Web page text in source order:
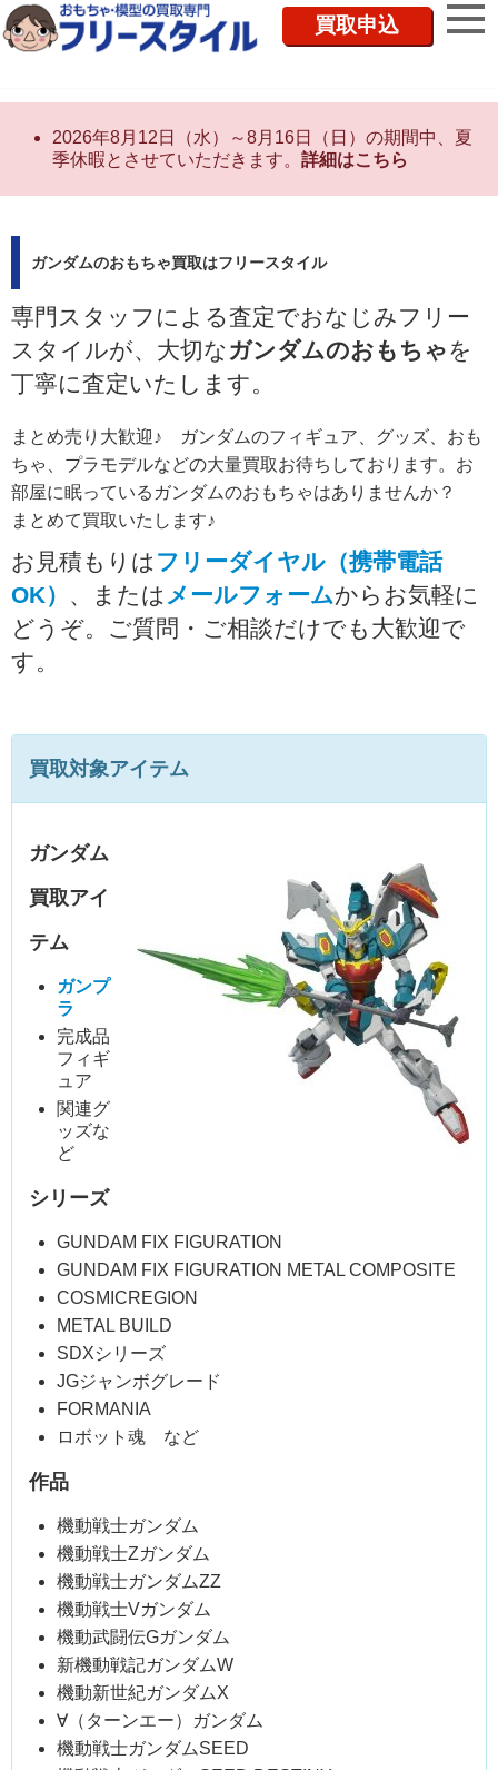
買取申込
2026年8月12日（水）～8月16日（日）の期間中、夏
季休暇とさせていただきます。 詳細はこちら
ガンダムのおもちゃ買取はフリースタイル
専門スタッフによる査定でおなじみフリー
スタイルが、大切なガンダムのおもちゃを
丁寧に査定いたします。
まとめ売り大歓迎♪ ガンダムのフィギュア、グッズ、おも
ちゃ、プラモデルなどの大量買取お待ちしております。お
部屋に眠っているガンダムのおもちゃはありませんか？
まとめて買取いたします♪
お見積もりは フリーダイヤル（携帯電話
OK） 、または メールフォームからお気軽に
どうぞ。ご質問・ご相談だけでも大歓迎で
す。
買取対象アイテム
ガンダム
買取アイ
テム
ガンプ
ラ
完成品
フィギ
ュア
関連グ
ッズな
ど
シリーズ
GUNDAM FIX FIGURATION
GUNDAM FIX FIGURATION METAL COMPOSITE
COSMICREGION
METAL BUILD
SDXシリーズ
JGジャンボグレード
FORMANIA
ロボット魂 など
作品
機動戦士ガンダム
機動戦士Zガンダム
機動戦士ガンダムZZ
機動戦士Vガンダム
機動武闘伝Gガンダム
新機動戦記ガンダムW
機動新世紀ガンダムX
∀（ターンエー）ガンダム
機動戦士ガンダムSEED